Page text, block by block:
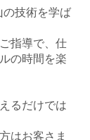
の技術を学ば
指導で、仕
の時間を楽
るだけでは
はお客さま